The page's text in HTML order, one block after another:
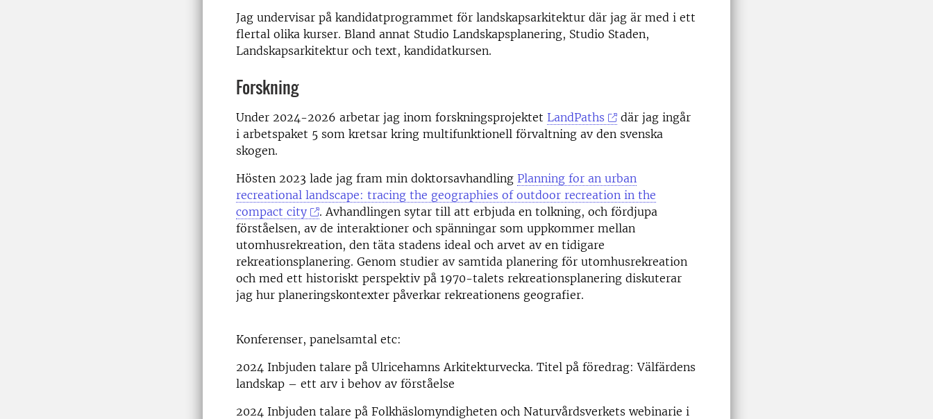
Jag undervisar på kandidatprogrammet för landskapsarkitektur där jag är med i ett
flertal olika kurser. Bland annat Studio Landskapsplanering, Studio Staden,
Landskapsarkitektur och text, kandidatkursen.
Forskning
Under 2024-2026 arbetar jag inom forskningsprojektet LandPaths
där jag ingår
i arbetspaket 5 som kretsar kring multifunktionell förvaltning av den svenska
skogen.
Hösten 2023 lade jag fram min doktorsavhandling Planning for an urban
recreational landscape: tracing the geographies of outdoor recreation in the
compact city
. Avhandlingen sytar till att erbjuda en tolkning, och fördjupa
förståelsen, av de interaktioner och spänningar som uppkommer mellan
utomhusrekreation, den täta stadens ideal och arvet av en tidigare
rekreationsplanering. Genom studier av samtida planering för utomhusrekreation
och med ett historiskt perspektiv på 1970-talets rekreationsplanering diskuterar
jag hur planeringskontexter påverkar rekreationens geografier.
Konferenser, panelsamtal etc:
2024 Inbjuden talare på Ulricehamns Arkitekturvecka. Titel på föredrag: Välfärdens
landskap – ett arv i behov av förståelse
2024 Inbjuden talare på Folkhäslomyndigheten och Naturvårdsverkets webinarie i